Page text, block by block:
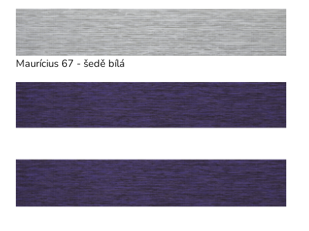
Maurícius 67 - šedě bílá